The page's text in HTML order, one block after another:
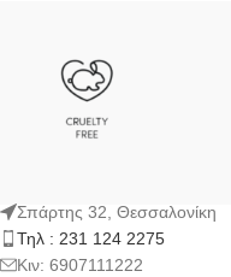
Σπάρτης 32, Θεσσαλονίκη
Τηλ : 231 124 2275
Kιν: 6907111222